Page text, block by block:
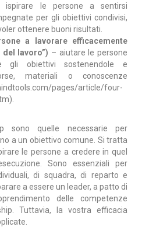
ispirare le persone a sentirsi
per gli obiettivi condivisi,
ottenere buoni risultati.
a lavorare efficacemente
del lavoro”) – aiutare le persone
gli obiettivi sostenendole e
materiali o conoscenze
pages/article/four-
).
sono quelle necessarie per
a un obiettivo comune. Si tratta
le persone a credere in quel
Sono essenziali per
di squadra, di reparto e
a essere un leader, a patto di
delle competenze
Tuttavia, la vostra efficacia